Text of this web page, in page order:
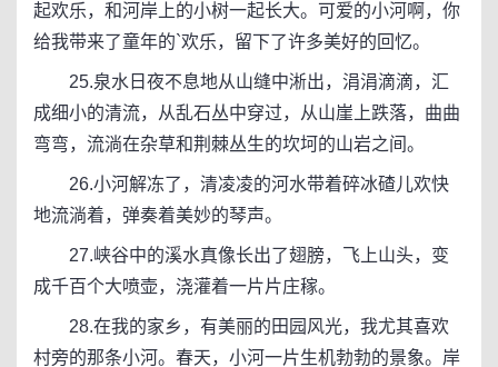
起欢乐，和河岸上的小树一起长大。可爱的小河啊，你
给我带来了童年的`欢乐，留下了许多美好的回忆。
25.泉水日夜不息地从山缝中淅出，涓涓滴滴，汇
成细小的清流，从乱石丛中穿过，从山崖上跌落，曲曲
弯弯，流淌在杂草和荆棘丛生的坎坷的山岩之间。
26.小河解冻了，清凌凌的河水带着碎冰碴儿欢快
地流淌着，弹奏着美妙的琴声。
27.峡谷中的溪水真像长出了翅膀，飞上山头，变
成千百个大喷壶，浇灌着一片片庄稼。
28.在我的家乡，有美丽的田园风光，我尤其喜欢
村旁的那条小河。春天，小河一片生机勃勃的景象。岸